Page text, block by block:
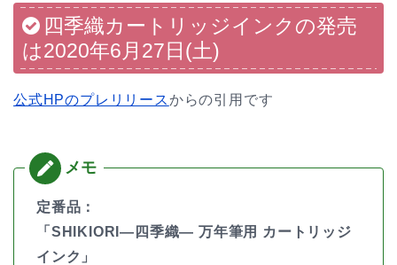
四季織カートリッジインクの発売
は2020年6月27日(土)
公式HPのプレリリースからの引用です
定番品：
「SHIKIORI―四季織― 万年筆用 カートリッジ
インク」